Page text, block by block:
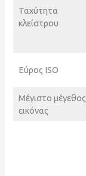
Ταχύτητα
κλείστρου
Εύρος ISO
Μέγιστο μέγεθος
εικόνας